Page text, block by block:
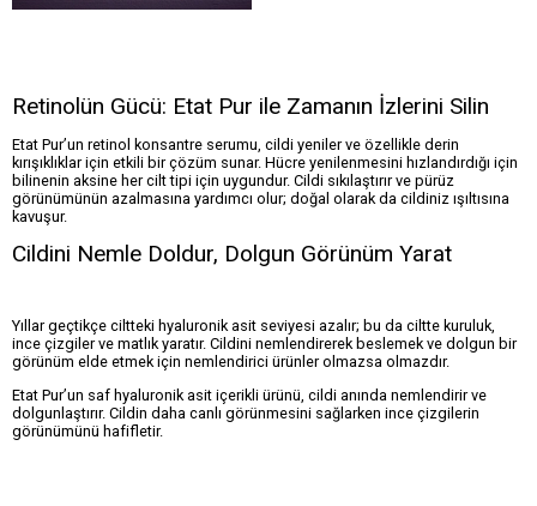
Retinolün Gücü: Etat Pur ile Zamanın İzlerini Silin
Etat Pur’un retinol konsantre serumu, cildi yeniler ve özellikle derin
kırışıklıklar için etkili bir çözüm sunar. Hücre yenilenmesini hızlandırdığı için
bilinenin aksine her cilt tipi için uygundur. Cildi sıkılaştırır ve pürüz
görünümünün azalmasına yardımcı olur; doğal olarak da cildiniz ışıltısına
kavuşur.
Cildini Nemle Doldur, Dolgun Görünüm Yarat
Yıllar geçtikçe ciltteki hyaluronik asit seviyesi azalır; bu da ciltte kuruluk,
ince çizgiler ve matlık yaratır. Cildini nemlendirerek beslemek ve dolgun bir
görünüm elde etmek için nemlendirici ürünler olmazsa olmazdır.
Etat Pur’un saf hyaluronik asit içerikli ürünü, cildi anında nemlendirir ve
dolgunlaştırır. Cildin daha canlı görünmesini sağlarken ince çizgilerin
görünümünü hafifletir.